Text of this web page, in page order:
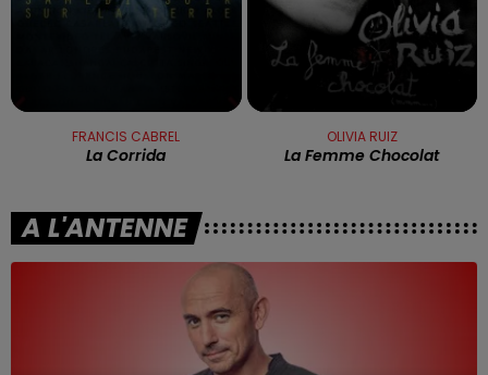
FRANCIS CABREL
La Corrida
OLIVIA RUIZ
La Femme Chocolat
A L'ANTENNE